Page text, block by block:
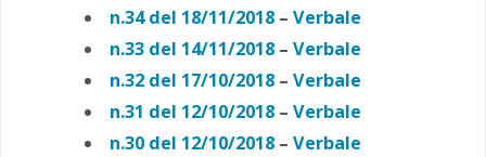
n.34 del 18/11/2018 –Verbale
n.33 del 14/11/2018 –Verbale
n.32 del 17/10/2018 –Verbale
n.31 del 12/10/2018 –Verbale
n.30 del 12/10/2018 –Verbale